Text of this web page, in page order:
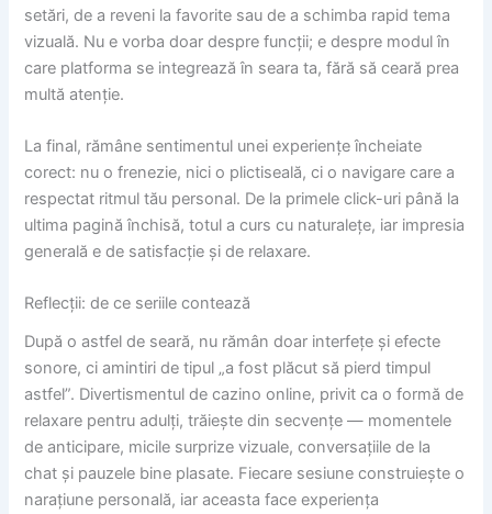
setări, de a reveni la favorite sau de a schimba rapid tema
vizuală. Nu e vorba doar despre funcții; e despre modul în
care platforma se integrează în seara ta, fără să ceară prea
multă atenție.
La final, rămâne sentimentul unei experiențe încheiate
corect: nu o frenezie, nici o plictiseală, ci o navigare care a
respectat ritmul tău personal. De la primele click-uri până la
ultima pagină închisă, totul a curs cu naturalețe, iar impresia
generală e de satisfacție și de relaxare.
Reflecții: de ce seriile contează
După o astfel de seară, nu rămân doar interfețe și efecte
sonore, ci amintiri de tipul „a fost plăcut să pierd timpul
astfel”. Divertismentul de cazino online, privit ca o formă de
relaxare pentru adulți, trăiește din secvențe — momentele
de anticipare, micile surprize vizuale, conversațiile de la
chat și pauzele bine plasate. Fiecare sesiune construiește o
narațiune personală, iar aceasta face experiența